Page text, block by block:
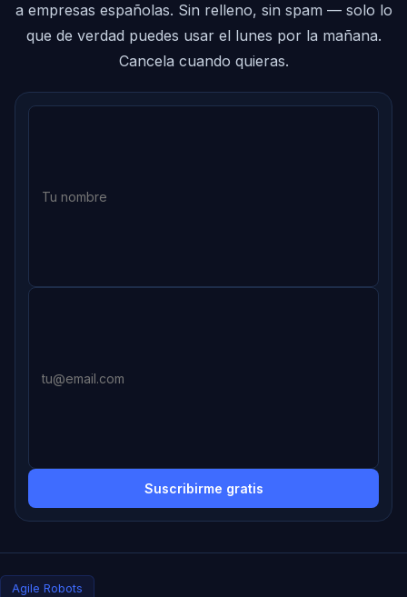
a empresas españolas. Sin relleno, sin spam — solo lo
que de verdad puedes usar el lunes por la mañana.
Cancela cuando quieras.
Suscribirme gratis
Agile Robots